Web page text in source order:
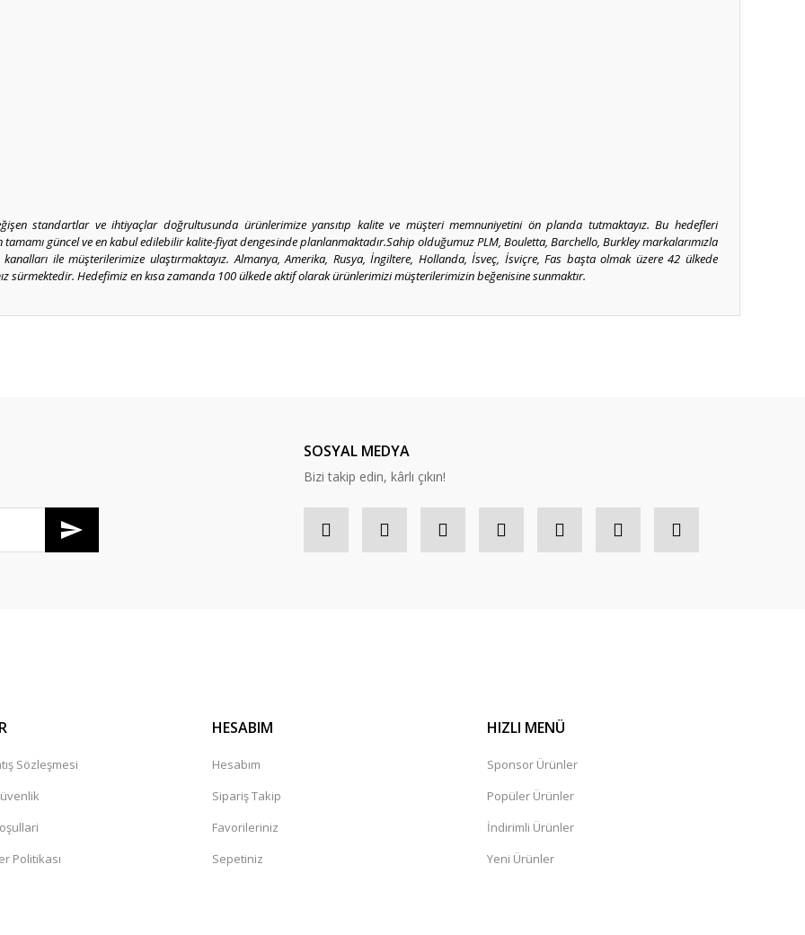
standartlar ve ihtiyaçlar doğrultusunda ürünlerimize yansıtıp kalite ve müşteri memnuniyetini ön planda tutmaktayız. Bu hedefleri
güncel ve en kabul edilebilir kalite-fiyat dengesinde planlanmaktadır.Sahip olduğumuz PLM, Bouletta, Barchello, Burkley markalarımızla
ile müşterilerimize ulaştırmaktayız. Almanya, Amerika, Rusya, İngiltere, Hollanda, İsveç, İsviçre, Fas başta olmak üzere 42 ülkede
sürmektedir. Hedefimiz en kısa zamanda 100 ülkede aktif olarak ürünlerimizi müşterilerimizin beğenisine sunmaktır.
SOSYAL MEDYA
Bizi takip edin, kârlı çıkın!
Sözleşmesi
Politikası
HESABIM
Hesabım
Sipariş Takip
Favorileriniz
Sepetiniz
HIZLI MENÜ
Sponsor Ürünler
Popüler Ürünler
İndirimli Ürünler
Yeni Ürünler